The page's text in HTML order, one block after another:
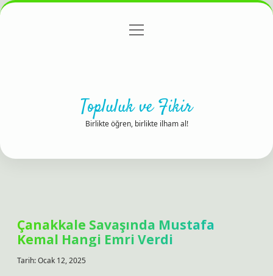
Gizlilik Politikası
menüyü
Topluluk ve Fikir
Birlikte öğren, birlikte ilham al!
Çanakkale Savaşında Mustafa
Kemal Hangi Emri Verdi
Tarih: Ocak 12, 2025